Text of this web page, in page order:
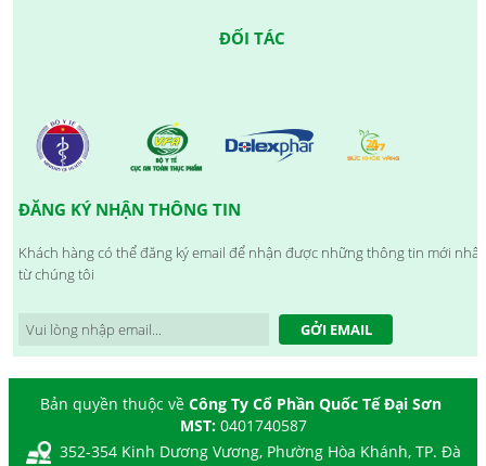
ĐỐI TÁC
ĐĂNG KÝ NHẬN THÔNG TIN
Khách hàng có thể đăng ký email để nhận được những thông tin mới nhất
từ chúng tôi
GỞI EMAIL
Bản quyền thuộc về Công Ty Cổ Phần Quốc Tế Đại Sơn
MST: 0401740587
352-354 Kinh Dương Vương, Phường Hòa Khánh, TP. Đà